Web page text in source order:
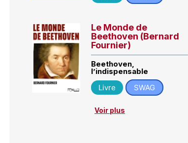
Le Monde de
Beethoven (Bernard
Fournier)
Beethoven,
l’indispensable
Livre
SWAG
Voir plus